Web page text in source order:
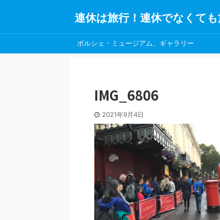
連休は旅行！連休でなくて
ポルシェ・ミュージアム、ギャラリー
IMG_6806
2021年9月4日